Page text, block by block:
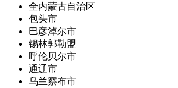
全内蒙古自治区
包头市
巴彦淖尔市
锡林郭勒盟
呼伦贝尔市
通辽市
乌兰察布市